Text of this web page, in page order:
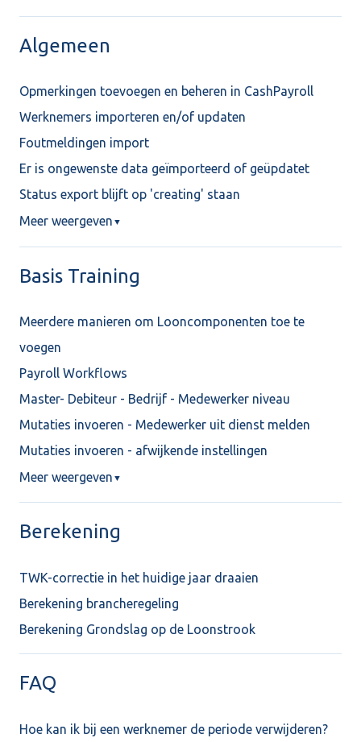
Algemeen
Opmerkingen toevoegen en beheren in CashPayroll
Werknemers importeren en/of updaten
Foutmeldingen import
Er is ongewenste data geïmporteerd of geüpdatet
Status export blijft op 'creating' staan
Meer weergeven ▼
Basis Training
Meerdere manieren om Looncomponenten toe te
voegen
Payroll Workflows
Master- Debiteur - Bedrijf - Medewerker niveau
Mutaties invoeren - Medewerker uit dienst melden
Mutaties invoeren - afwijkende instellingen
Meer weergeven ▼
Berekening
TWK-correctie in het huidige jaar draaien
Berekening brancheregeling
Berekening Grondslag op de Loonstrook
FAQ
Hoe kan ik bij een werknemer de periode verwijderen?